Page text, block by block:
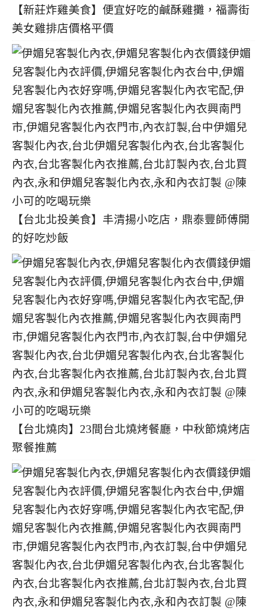
【新莊炸雞美食】便宜好吃的鹹酥雞攤，福壽街
美女雞排店價格平價
【台北北投美食】丰清揚小吃店，鼎泰豐師傅開
的好吃炒飯
【台北燒肉】23間台北燒烤餐廳，中秋節燒烤店
聚餐推薦